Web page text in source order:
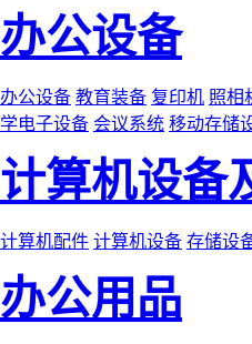
办公设备
办公设备 教育装备 复印机 照相
学电子设备 会议系统 移动存储
计算机设备
计算机配件 计算机设备 存储设
办公用品